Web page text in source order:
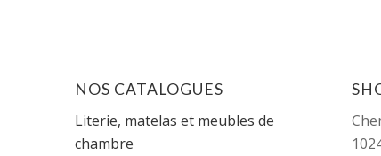
NOS CATALOGUES
Literie, matelas et meubles de
chambre